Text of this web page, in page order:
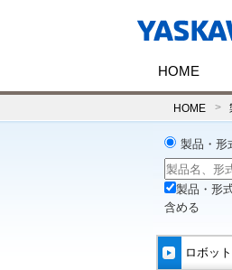
HOME
HOME
製品・形
製品・形
含める
ロボッ